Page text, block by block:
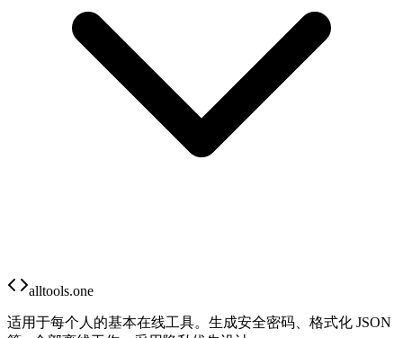
alltools.one
适用于每个人的基本在线工具。生成安全密码、格式化 JSON